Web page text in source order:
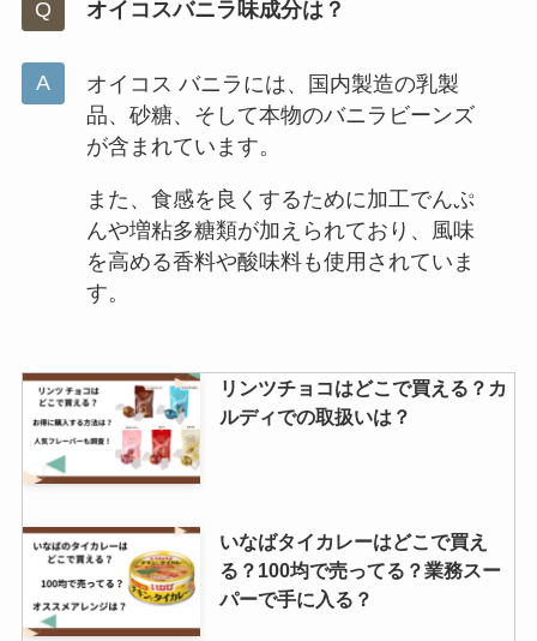
オイコスバニラ味成分は？
オイコス バニラには、国内製造の乳製
品、砂糖、そして本物のバニラビーンズ
が含まれています。
また、食感を良くするために加工でんぷ
んや増粘多糖類が加えられており、風味
を高める香料や酸味料も使用されていま
す。
リンツチョコはどこで買える？カ
ルディでの取扱いは？
いなばタイカレーはどこで買え
る？100均で売ってる？業務スー
パーで手に入る？